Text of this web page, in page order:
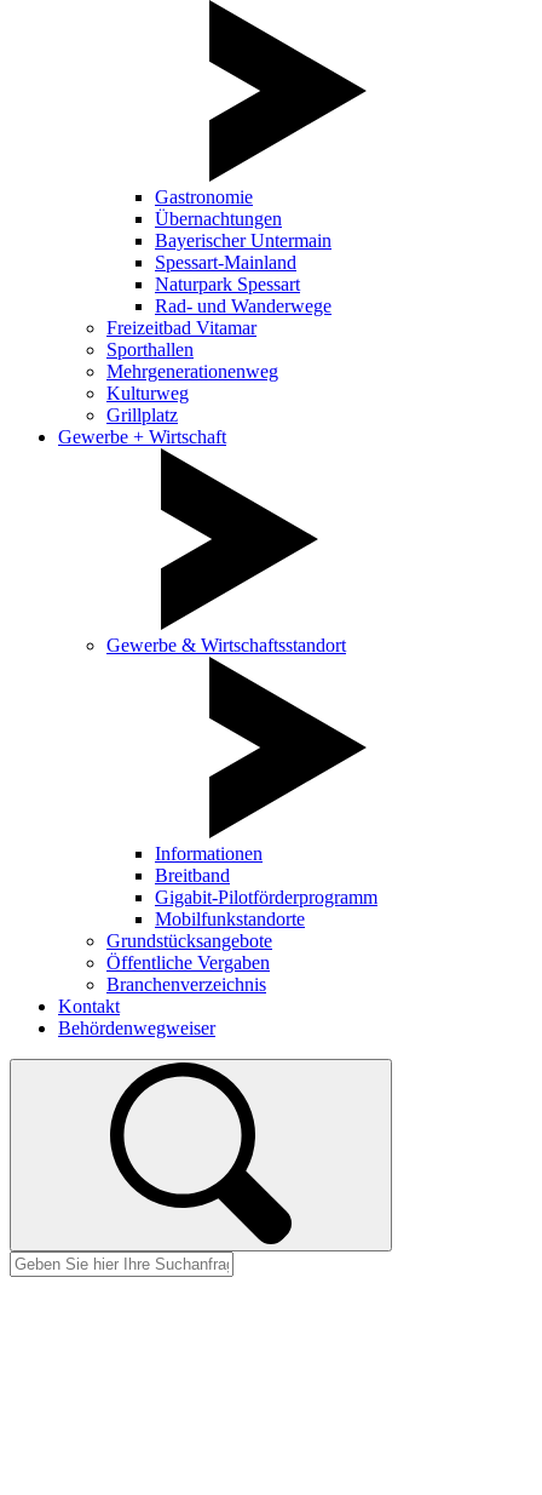
Gastronomie
Übernachtungen
Bayerischer Untermain
Spessart-Mainland
Naturpark Spessart
Rad- und Wanderwege
Freizeitbad Vitamar
Sporthallen
Mehrgenerationenweg
Kulturweg
Grillplatz
Gewerbe + Wirtschaft
Gewerbe & Wirtschaftsstandort
Informationen
Breitband
Gigabit-Pilotförderprogramm
Mobilfunkstandorte
Grundstücksangebote
Öffentliche Vergaben
Branchenverzeichnis
Kontakt
Behördenwegweiser